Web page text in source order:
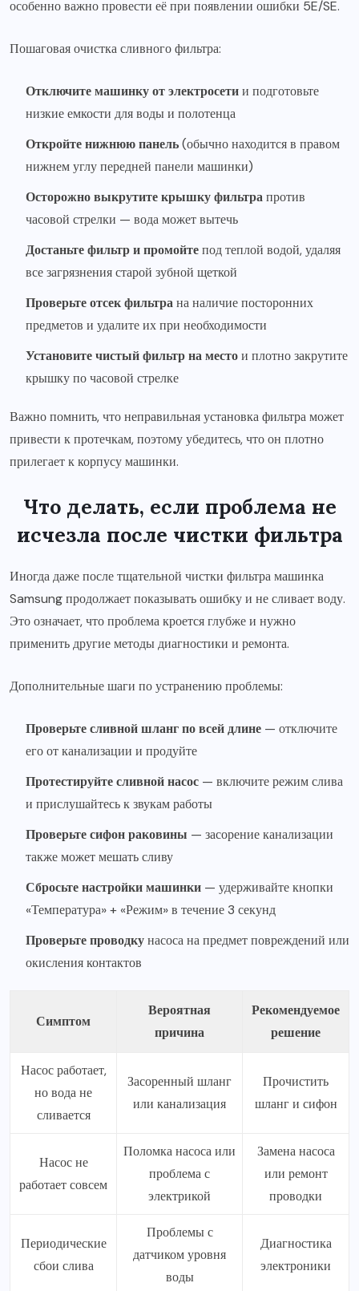
особенно важно провести её при появлении ошибки 5E/SE.
Пошаговая очистка сливного фильтра:
Отключите машинку от электросетии подготовьте
низкие емкости для воды и полотенца
Откройте нижнюю панель(обычно находится в правом
нижнем углу передней панели машинки)
Осторожно выкрутите крышку фильтрапротив
часовой стрелки — вода может вытечь
Достаньте фильтр и промойтепод теплой водой, удаляя
все загрязнения старой зубной щеткой
Проверьте отсек фильтрана наличие посторонних
предметов и удалите их при необходимости
Установите чистый фильтр на местои плотно закрутите
крышку по часовой стрелке
Важно помнить, что неправильная установка фильтра может
привести к протечкам, поэтому убедитесь, что он плотно
прилегает к корпусу машинки.
Что делать, если проблема не
исчезла после чистки фильтра
Иногда даже после тщательной чистки фильтра машинка
Samsung продолжает показывать ошибку и не сливает воду.
Это означает, что проблема кроется глубже и нужно
применить другие методы диагностики и ремонта.
Дополнительные шаги по устранению проблемы:
Проверьте сливной шланг по всей длине — отключите
его от канализации и продуйте
Протестируйте сливной насос — включите режим слива
и прислушайтесь к звукам работы
Проверьте сифон раковины — засорение канализации
также может мешать сливу
Сбросьте настройки машинки — удерживайте кнопки
«Температура» + «Режим» в течение 3 секунд
Проверьте проводкунасоса на предмет повреждений или
окисления контактов
Симптом
Вероятная
причина
Рекомендуемое
решение
Насос работает,
но вода не
сливается
Засоренный шланг
или канализация
Прочистить
шланг и сифон
Насос не
работает совсем
Поломка насоса или
проблема с
электрикой
Замена насоса
или ремонт
проводки
Периодические
сбои слива
Проблемы с
датчиком уровня
воды
Диагностика
электроники